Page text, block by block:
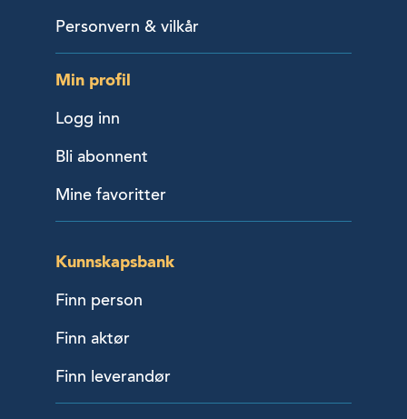
Personvern & vilkår
Min profil
Logg inn
Bli abonnent
Mine favoritter
Kunnskapsbank
Finn person
Finn aktør
Finn leverandør